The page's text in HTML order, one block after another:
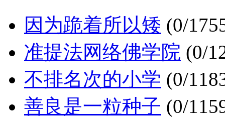
因为跪着所以矮 (0/
准提法网络佛学院 (0/
不排名次的小学 (0/
善良是一粒种子 (0/